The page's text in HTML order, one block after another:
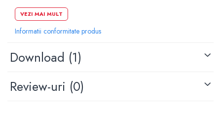
Actionare din fata
Lungime: 24.6 cm
Inaltim: 16.4 cm
VEZI MAI MULT
Informatii conformitate produs
Download (1)
Review-uri (0)